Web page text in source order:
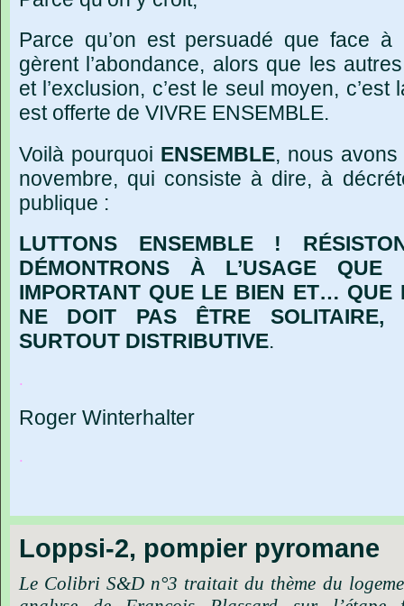
Parce qu’on est persuadé que face
gèrent l’abondance, alors que les
et l’exclusion, c’est le seul moyen,
est offerte de VIVRE ENSEMBLE.
Voilà pourquoi ENSEMBLE, nous
novembre, qui consiste à dire, à
publique :
LUTTONS ENSEMBLE !
DÉMONTRONS À L’USAGE
IMPORTANT QUE LE BIEN ET… QUE
NE DOIT PAS ÊTRE SOLITAIRE,
SURTOUT DISTRIBUTIVE.
.
Roger Winterhalter
.
Loppsi-2, pompier pyromane
Le Colibri S&D n°3 traitait du thème du